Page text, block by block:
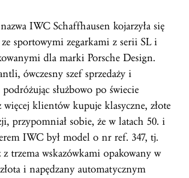
IWC Schaffhausen kojarzyła się
sportowymi zegarkami z serii SL i
dla marki Porsche Design.
ówczesny szef sprzedaży i
służbowo po świecie
więcej klientów kupuje klasyczne, złote
przypomniał sobie, że w latach 50. i
IWC był model o nr ref. 347, tj.
trzema wskazówkami opakowany w
i napędzany automatycznym